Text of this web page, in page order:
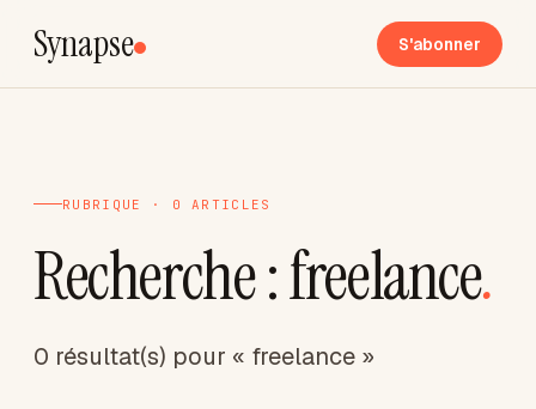
Synapse S'abonner
RUBRIQUE · 0 ARTICLES
Recherche : freelance.
0 résultat(s) pour « freelance »